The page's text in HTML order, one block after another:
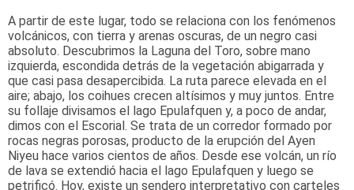
A partir de este lugar, todo se relaciona con los fenómenos
volcánicos, con tierra y arenas oscuras, de un negro casi
absoluto. Descubrimos la Laguna del Toro, sobre mano
izquierda, escondida detrás de la vegetación abigarrada y
que casi pasa desapercibida. La ruta parece elevada en el
aire; abajo, los coihues crecen altísimos y muy juntos. Entre
su follaje divisamos el lago Epulafquen y, a poco de andar,
dimos con el Escorial. Se trata de un corredor formado por
rocas negras porosas, producto de la erupción del Ayen
Niyeu hace varios cientos de años. Desde ese volcán, un río
de lava se extendió hacia el lago Epulafquen y luego se
petrificó. Hoy, existe un sendero interpretativo con carteles